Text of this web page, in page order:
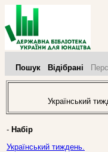
Пошук Відібрані
Український
- Набір
Український тиждень.